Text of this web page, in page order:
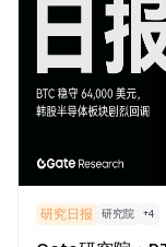
研究日报 研究院 +4